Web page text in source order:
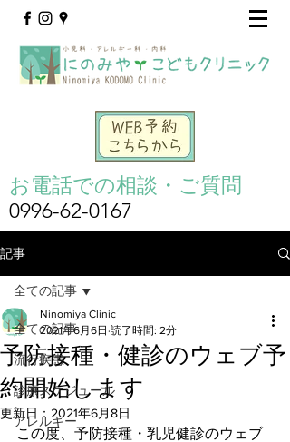
お電話での相談・ご質問
0996-62-0167
記事
全ての記事
流行疾患
診療スケジュール
アレルギー
全ての記事
予防接種・健診のウェブ予
約開始します
Ninomiya Clinic
2021年6月6日 読了時間: 2分
更新日： 2021年6月8日
この度、予防接種・乳児健診のウェブ